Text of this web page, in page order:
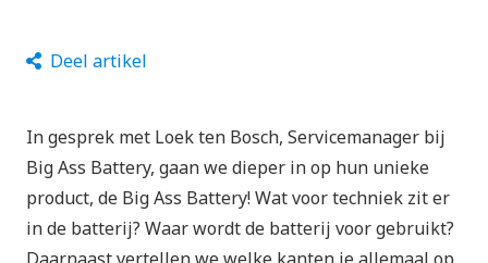
Deel artikel
In gesprek met Loek ten Bosch, Servicemanager bij
Big Ass Battery, gaan we dieper in op hun unieke
product, de Big Ass Battery! Wat voor techniek zit er
in de batterij? Waar wordt de batterij voor gebruikt?